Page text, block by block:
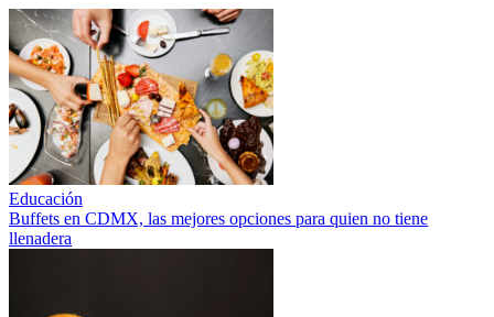
Educación
Buffets en CDMX, las mejores opciones para quien no tiene
llenadera